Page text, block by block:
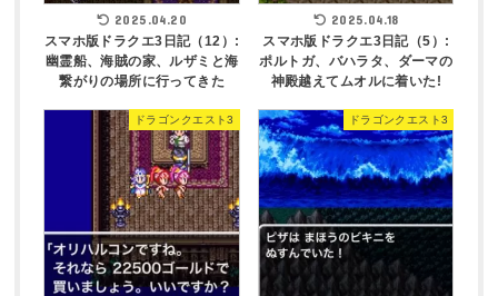
2025.04.20
スマホ版ドラクエ3日記（12）:
幽霊船、海賊の家、ルザミと海
繋がりの場所に行ってきた
2025.04.18
スマホ版ドラクエ3日記（5）:
ポルトガ、バハラタ、ダーマの
神殿越えてムオルに着いた!
ドラゴンクエスト3 ドラゴンクエスト3